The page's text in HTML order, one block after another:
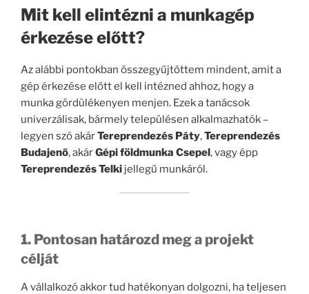
Mit kell elintézni a munkagép
érkezése előtt?
Az alábbi pontokban összegyűjtöttem mindent, amit a
gép érkezése előtt el kell intézned ahhoz, hogy a
munka gördülékenyen menjen. Ezek a tanácsok
univerzálisak, bármely településen alkalmazhatók –
legyen szó akárTereprendezés Páty,Tereprendezés
Budajenő, akárGépi földmunka Csepel, vagy épp
Tereprendezés Telki jellegű munkáról.
1. Pontosan határozd meg a projekt
célját
A vállalkozó akkor tud hatékonyan dolgozni, ha teljesen